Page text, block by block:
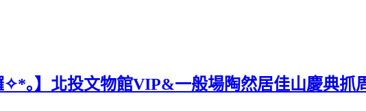
✧*｡】北投文物館VIP&一般場陶然居佳山慶典